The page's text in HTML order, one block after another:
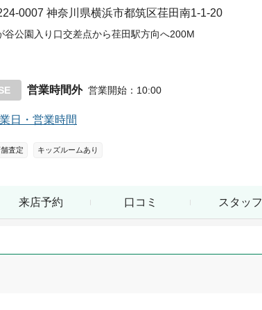
0007 神奈川県横浜市都筑区荏田南1-1-20
谷公園入り口交差点から荏田駅方向へ200M
営業時間外 営業開始 ： 10:00
日・営業時間
査定 キッズルームあり
来店予約 口コミ スタッフ